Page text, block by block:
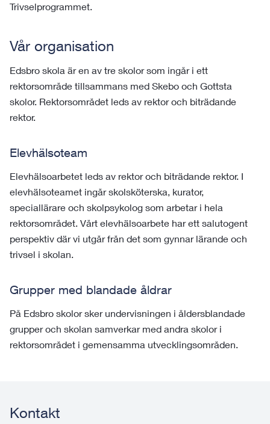
Trivselprogrammet.
Vår organisation
Edsbro skola är en av tre skolor som ingår i ett
rektorsområde tillsammans med Skebo och Gottsta
skolor. Rektorsområdet leds av rektor och biträdande
rektor.
Elevhälsoteam
Elevhälsoarbetet leds av rektor och biträdande rektor. I
elevhälsoteamet ingår skolsköterska, kurator,
speciallärare och skolpsykolog som arbetar i hela
rektorsområdet. Vårt elevhälsoarbete har ett salutogent
perspektiv där vi utgår från det som gynnar lärande och
trivsel i skolan.
Grupper med blandade åldrar
På Edsbro skolor sker undervisningen i åldersblandade
grupper och skolan samverkar med andra skolor i
rektorsområdet i gemensamma utvecklingsområden.
Kontakt